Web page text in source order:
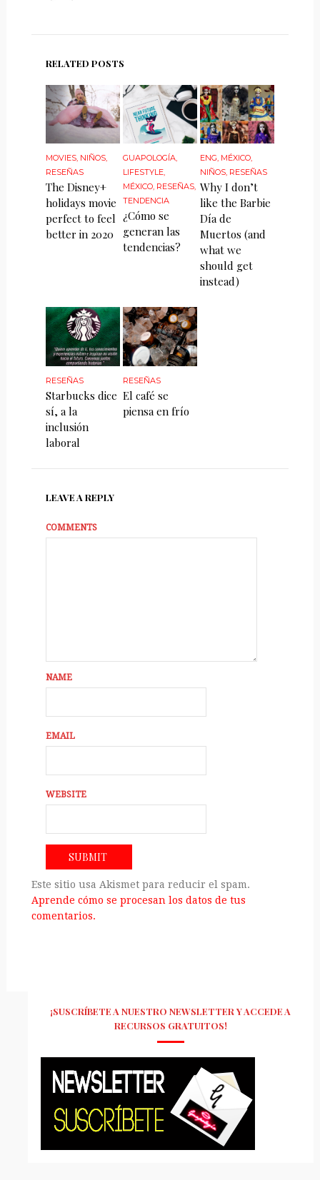
RELATED POSTS
MOVIES, NIÑOS,
RESEÑAS
The Disney+
holidays movie
perfect to feel
better in 2020
GUAPOLOGÍA,
LIFESTYLE,
MÉXICO, RESEÑAS,
TENDENCIA
¿Cómo se
generan las
tendencias?
ENG, MÉXICO,
NIÑOS, RESEÑAS
Why I don’t
like the Barbie
Día de
Muertos (and
what we
should get
instead)
RESEÑAS
Starbucks dice
sí, a la
inclusión
laboral
RESEÑAS
El café se
piensa en frío
LEAVE A REPLY
COMMENTS
NAME
EMAIL
WEBSITE
Este sitio usa Akismet para reducir el spam.
Aprende cómo se procesan los datos de tus
comentarios.
¡SUSCRÍBETE A NUESTRO NEWSLETTER Y ACCEDE A
RECURSOS GRATUITOS!